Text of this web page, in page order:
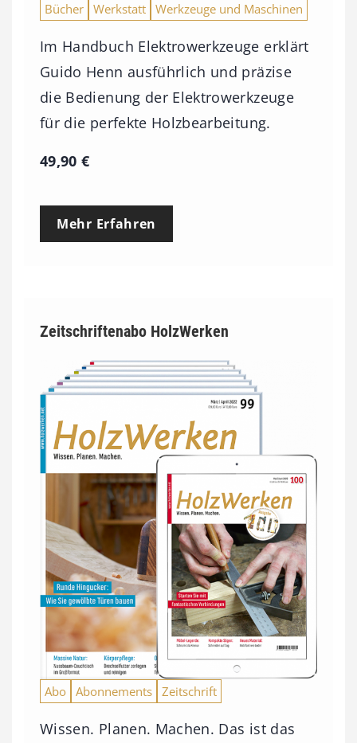
Bücher Werkstatt Werkzeuge und Maschinen
Im Handbuch Elektrowerkzeuge erklärt
Guido Henn ausführlich und präzise
die Bedienung der Elektrowerkzeuge
für die perfekte Holzbearbeitung.
49,90€
Mehr Erfahren
Zeitschriftenabo HolzWerken
Abo Abonnements Zeitschrift
Wissen. Planen. Machen. Das ist das